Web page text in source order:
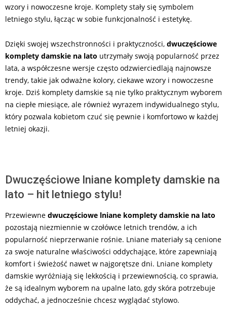
wzory i nowoczesne kroje. Komplety stały się symbolem
letniego stylu, łącząc w sobie funkcjonalność i estetykę.
Dzięki swojej wszechstronności i praktyczności, dwuczęściowe
komplety damskie na lato utrzymały swoją popularność przez
lata, a współczesne wersje często odzwierciedlają najnowsze
trendy, takie jak odważne kolory, ciekawe wzory i nowoczesne
kroje. Dziś komplety damskie są nie tylko praktycznym wyborem
na ciepłe miesiące, ale również wyrazem indywidualnego stylu,
który pozwala kobietom czuć się pewnie i komfortowo w każdej
letniej okazji.
Dwuczęściowe lniane komplety damskie na
lato – hit letniego stylu!
Przewiewne dwuczęściowe lniane komplety damskie na lato
pozostają niezmiennie w czołówce letnich trendów, a ich
popularność nieprzerwanie rośnie. Lniane materiały są cenione
za swoje naturalne właściwości oddychające, które zapewniają
komfort i świeżość nawet w najgorętsze dni. Lniane komplety
damskie wyróżniają się lekkością i przewiewnością, co sprawia,
że są idealnym wyborem na upalne lato, gdy skóra potrzebuje
oddychać, a jednocześnie chcesz wyglądać stylowo.